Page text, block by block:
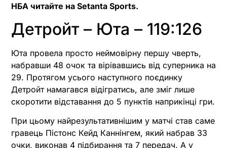
НБА читайте на Setanta Sports.
Детройт – Юта – 119:126
Юта провела просто неймовірну першу чверть,
набравши 48 очок та вірівавшись від суперника на
29. Протягом усього наступного поєдинку
Детройт намагався відігратись, але зміг лише
скоротити відставання до 5 пунктів наприкінці гри.
При цьому найрезультативнішим у матчі став саме
гравець Пістонс Кейд Каннінгем, який набрав 33
очки, виконав 4 підбирання та 7 передач. А у